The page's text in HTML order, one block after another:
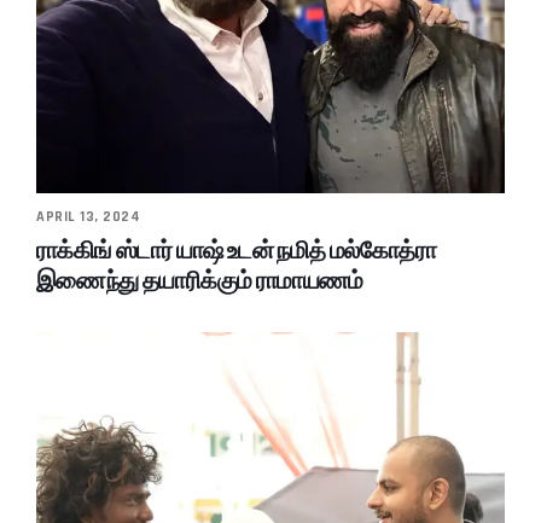
APRIL 13, 2024
ராக்கிங் ஸ்டார் யாஷ் உடன் நமித் மல்கோத்ரா
இணைந்து தயாரிக்கும் ராமாயணம்